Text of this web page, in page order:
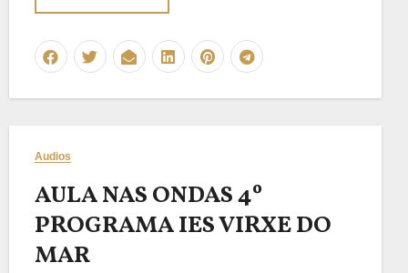
Audios
AULA NAS ONDAS 4º
PROGRAMA IES VIRXE DO
MAR